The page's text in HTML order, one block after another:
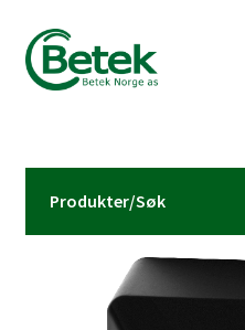
Hopp
til
navigasjon
Hopp
til
innhold
Forsiden
Kontaktinformasjon
Produkter/Søk